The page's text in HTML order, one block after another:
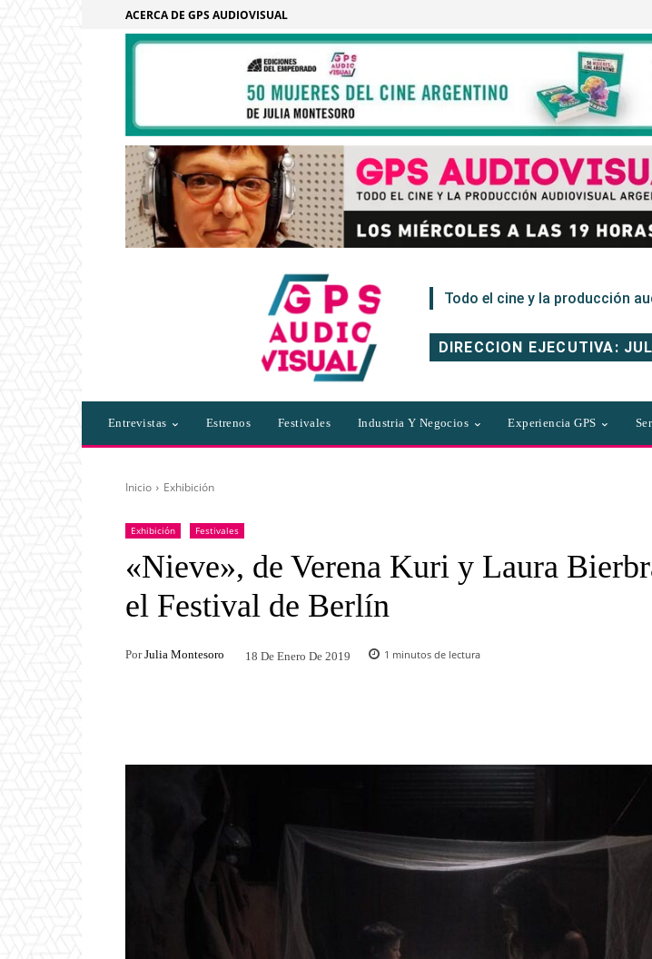
ACERCA DE GPS AUDIOVISUAL
Todo el cine y la producción
DIRECCION EJECUTIVA:
Entrevistas Estrenos Festivales Industria Y Negocios Experiencia GPS
Inicio Exhibición
Exhibición Festivales
«Nieve», de Verena Kuri y Laura
el Festival de Berlín
Por Julia Montesoro 18 De Enero De 2019 1 minutos de lectura